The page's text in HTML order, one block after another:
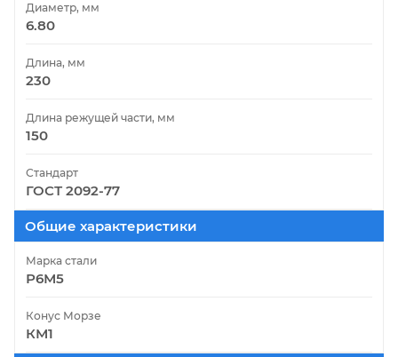
Диаметр, мм
6.80
Длина, мм
230
Длина режущей части, мм
150
Стандарт
ГОСТ 2092-77
Общие характеристики
Марка стали
Р6М5
Конус Морзе
КМ1